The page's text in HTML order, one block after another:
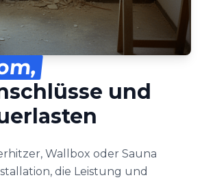
und
Wallbox oder Sauna
die Leistung und